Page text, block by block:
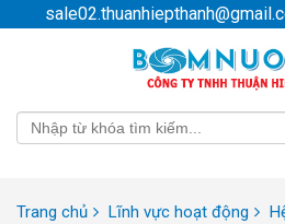
Trang chủ Lĩnh vực hoạt động